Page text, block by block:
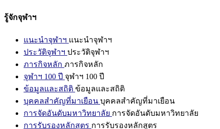
รู้จักจุฬาฯ
แนะนำจุฬาฯ แนะนำจุฬาฯ
ประวัติจุฬาฯ ประวัติจุฬาฯ
ภารกิจหลัก ภารกิจหลัก
จุฬาฯ 100 ปี จุฬาฯ 100 ปี
ข้อมูลและสถิติ ข้อมูลและสถิติ
บุคคลสำคัญที่มาเยือน บุคคลสำคัญที่มาเยือน
การจัดอันดับมหาวิทยาลัย การจัดอันดับมหาวิทยาลัย
การรับรองหลักสูตร การรับรองหลักสูตร